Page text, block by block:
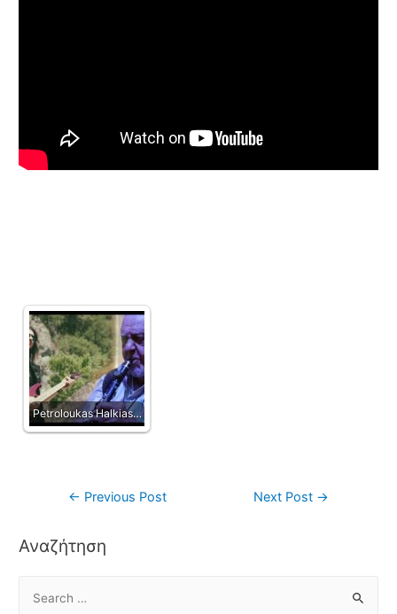
Petroloukas Halkias…
← Previous Post Next Post →
Αναζήτηση